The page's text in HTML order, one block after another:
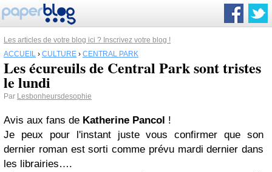
Les articles de votre blog ici ? Inscrivez votre blog !
ACCUEIL › CULTURE › CENTRAL PARK
Les écureuils de Central Park sont tristes
le lundi
Par Lesbonheursdesophie
Avis aux fans de Katherine Pancol !
Je peux pour l'instant juste vous confirmer que son
dernier roman est sorti comme prévu mardi dernier dans
les librairies….